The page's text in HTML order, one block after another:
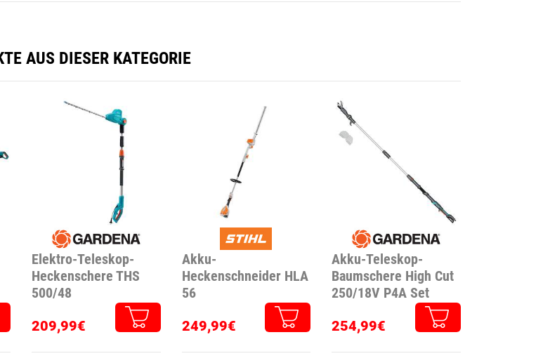
AUS DIESER KATEGORIE
Elektro-Teleskop-
Heckenschere THS
500/48
209,99€
Akku-
Heckenschneider HLA
56
249,99€
Akku-Teleskop-
Baumschere High Cut
250/18V P4A Set
254,99€